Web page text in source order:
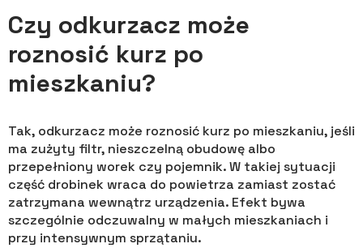
Czy odkurzacz może
roznosić kurz po
mieszkaniu?
Tak, odkurzacz może roznosić kurz po mieszkaniu, jeśli
ma zużyty filtr, nieszczelną obudowę albo
przepełniony worek czy pojemnik. W takiej sytuacji
część drobinek wraca do powietrza zamiast zostać
zatrzymana wewnątrz urządzenia. Efekt bywa
szczególnie odczuwalny w małych mieszkaniach i
przy intensywnym sprzątaniu.